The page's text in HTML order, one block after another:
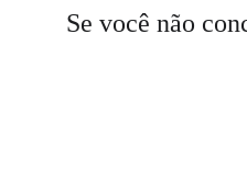
Se você não